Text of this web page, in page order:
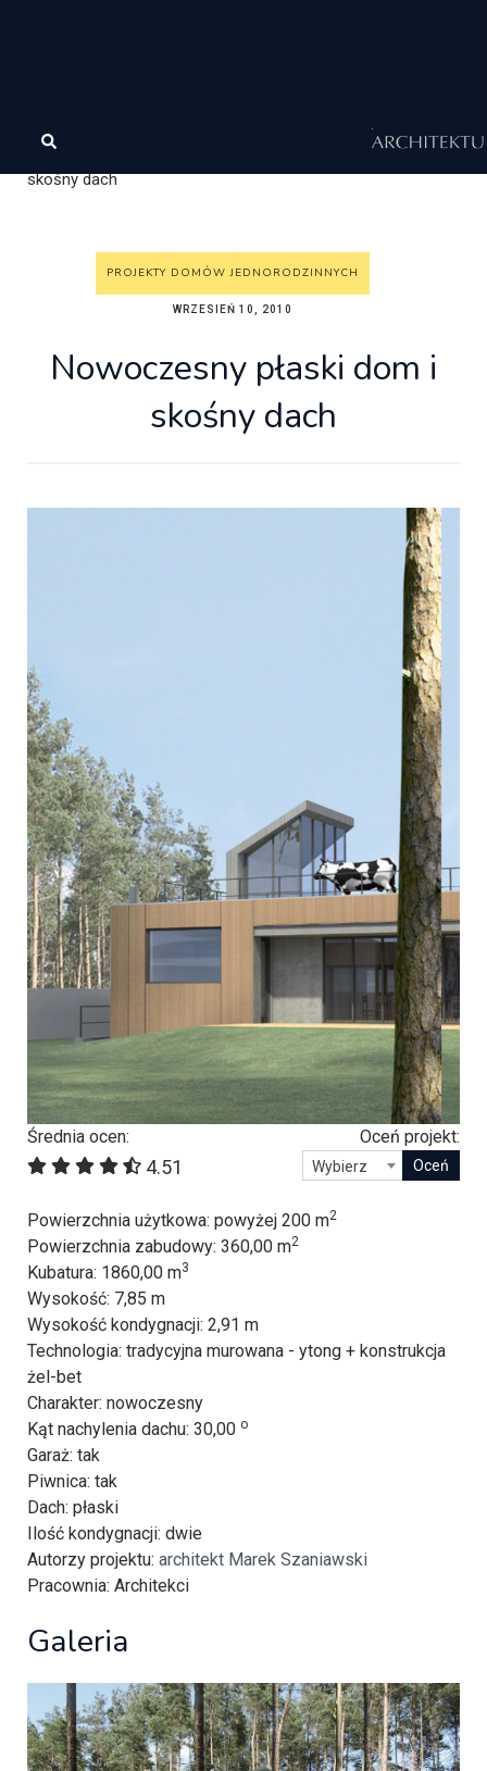
domów jednorodzinnych
Nowoczesny płaski dom i
skośny dach
PROJEKTY DOMÓW JEDNORODZINNYCH
WRZESIEŃ 10, 2010
Nowoczesny płaski dom i
skośny dach
Średnia ocen:
4.51
Oceń projekt:
Wybierz
Powierzchnia użytkowa: powyżej 200 m2
Powierzchnia zabudowy: 360,00 m2
Kubatura: 1860,00 m3
Wysokość: 7,85 m
Wysokość kondygnacji: 2,91 m
Technologia: tradycyjna murowana - ytong + konstrukcja
żel-bet
Charakter: nowoczesny
Kąt nachylenia dachu: 30,00 o
Garaż: tak
Piwnica: tak
Dach: płaski
Ilość kondygnacji: dwie
Autorzy projektu: architekt Marek Szaniawski
Pracownia: Architekci
Galeria